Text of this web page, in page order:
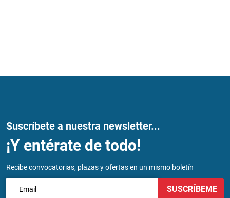
Suscríbete a nuestra newsletter...
¡Y entérate de todo!
Recibe convocatorias, plazas y ofertas en un mismo boletín
SUSCRÍBEME